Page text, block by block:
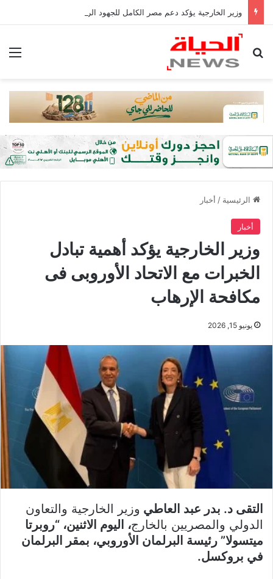
بحث عن
الرئيسية / أخبار
أخبار
وزير الخارجية يؤكد أهمية تبادل
الخبرات مع الاتحاد الأوروبى فى
مكافحة الإرهاب
يونيو 15, 2026
التقى د. بدر عبد العاطي وزير الخارجية والتعاون
الدولي والمصريين بالخارج، اليوم الاثنين، “روبرتا
ميتسولا” رئيسة البرلمان الأوروبي، بمقر البرلمان
في بروكسل.